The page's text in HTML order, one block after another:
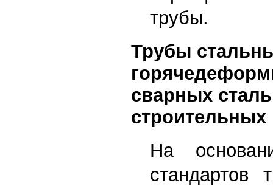
трубы.
Трубы
сварных
строительных
На
стандартов